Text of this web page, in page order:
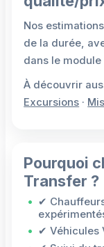
Nos
de la durée,
dans le
À découvrir
Excursions ·
Pourquoi
Transfer ?
✔
✔ Véhicules